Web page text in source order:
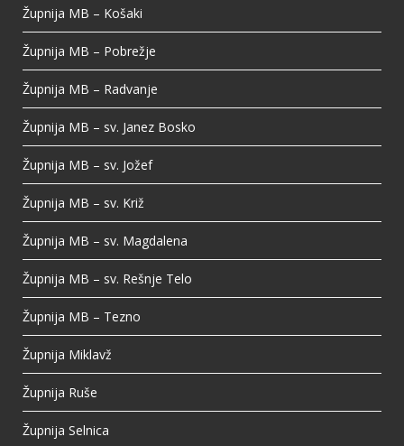
Župnija MB – Košaki
Župnija MB – Pobrežje
Župnija MB – Radvanje
Župnija MB – sv. Janez Bosko
Župnija MB – sv. Jožef
Župnija MB – sv. Križ
Župnija MB – sv. Magdalena
Župnija MB – sv. Rešnje Telo
Župnija MB – Tezno
Župnija Miklavž
Župnija Ruše
Župnija Selnica